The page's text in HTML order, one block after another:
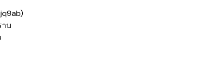
)
บ